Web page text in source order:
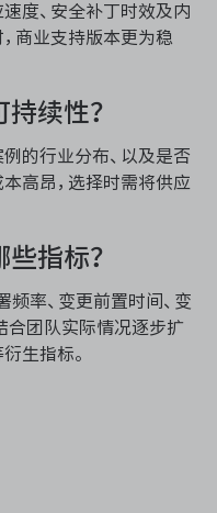
度、安全补丁时效及内
商业支持版本更为稳
续性？
的行业分布、以及是否
高昂，选择时需将供应
指标？
率、变更前置时间、变
合团队实际情况逐步扩
生指标。